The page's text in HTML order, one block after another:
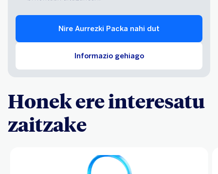
Nire Aurrezki Packa nahi dut
Informazio gehiago
Honek ere interesatu
zaitzake